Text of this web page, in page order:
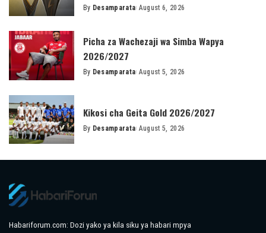
Posted
By Desamparata August 6, 2026
Picha za Wachezaji wa Simba Wapya
2026/2027
Posted
By Desamparata August 5, 2026
Kikosi cha Geita Gold 2026/2027
Posted
By Desamparata August 5, 2026
Habariforum.com: Dozi yako ya kila siku ya habari mpya